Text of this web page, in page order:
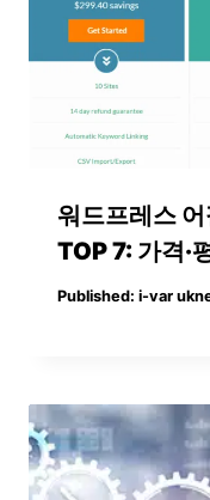
워드프레스
TOP 7: 가격·
Published: i-var